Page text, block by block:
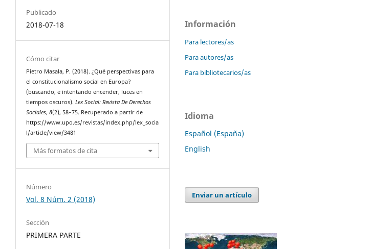
Publicado
2018-07-18
Cómo citar
Pietro Masala, P. (2018). ¿Qué perspectivas para
el constitucionalismo social en Europa?
(buscando, e intentando encender, luces en
tiempos oscuros).Lex Social: Revista De Derechos
Sociales,8(2), 58–75. Recuperado a partir de
https://www.upo.es/revistas/index.php/lex_socia
l/article/view/3481
Más formatos de cita
Número
Vol. 8 Núm. 2 (2018)
Sección
PRIMERA PARTE
Información
Para lectores/as
Para autores/as
Para bibliotecarios/as
Idioma
Español (España)
English
Enviar un artículo